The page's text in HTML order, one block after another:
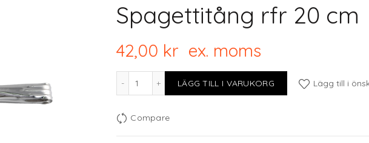
Spagettitång rfr 20 cm
42,00 kr ex. moms
Spagettitång rfr 20 cm mängd
LÄGG TILL I VARUKORG Lägg till i
Compare